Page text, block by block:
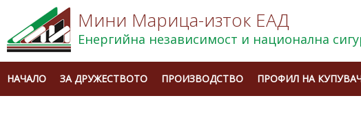
Мини Марица-изток ЕАД
Енергийна независимост и национална
НАЧАЛО ЗА ДРУЖЕСТВОТО ПРОИЗВОДСТВО ПРОФИЛ НА